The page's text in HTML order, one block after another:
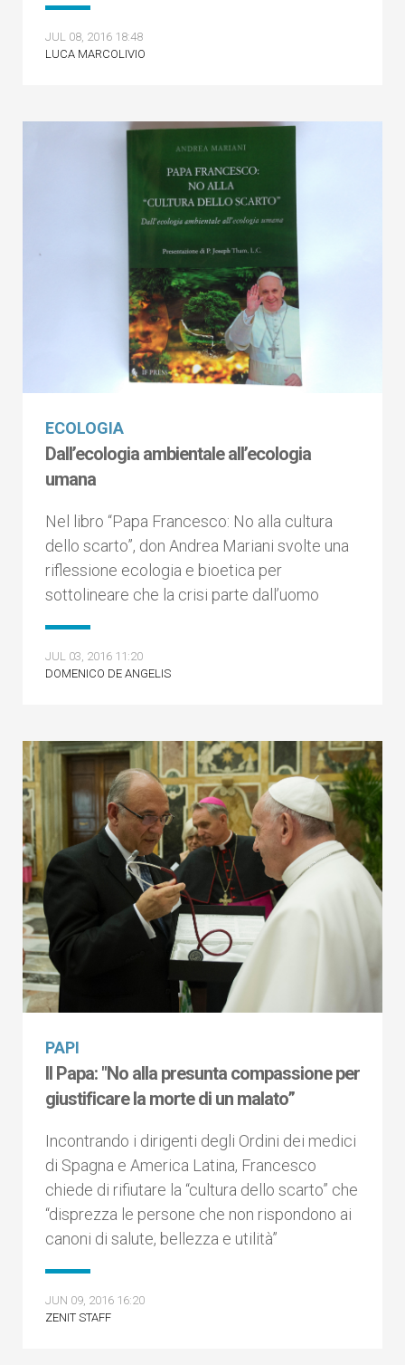
JUL 08, 2016 18:48
LUCA MARCOLIVIO
ECOLOGIA
Dall’ecologia ambientale all’ecologia
umana
Nel libro “Papa Francesco: No alla cultura
dello scarto”, don Andrea Mariani svolte una
riflessione ecologia e bioetica per
sottolineare che la crisi parte dall’uomo
JUL 03, 2016 11:20
DOMENICO DE ANGELIS
PAPI
Il Papa: "No alla presunta compassione per
giustificare la morte di un malato”
Incontrando i dirigenti degli Ordini dei medici
di Spagna e America Latina, Francesco
chiede di rifiutare la “cultura dello scarto” che
“disprezza le persone che non rispondono ai
canoni di salute, bellezza e utilità”
JUN 09, 2016 16:20
ZENIT STAFF